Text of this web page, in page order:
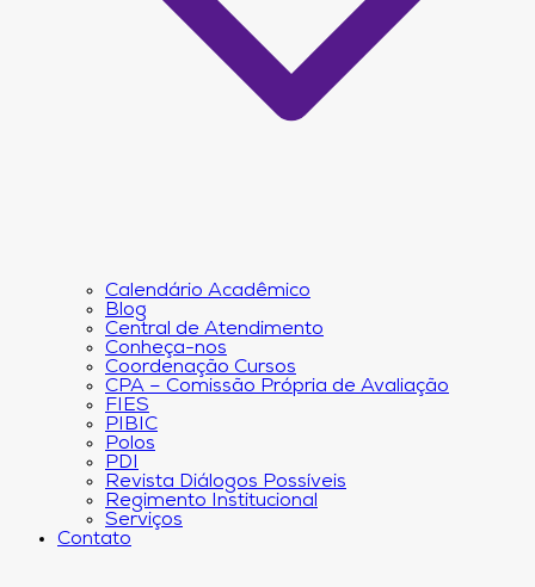
Calendário Acadêmico
Blog
Central de Atendimento
Conheça-nos
Coordenação Cursos
CPA – Comissão Própria de Avaliação
FIES
PIBIC
Polos
PDI
Revista Diálogos Possíveis
Regimento Institucional
Serviços
Contato